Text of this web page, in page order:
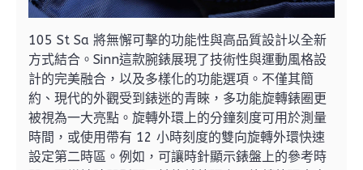
105 St Sa 將無懈可擊的功能性與高品質設計以全新
方式結合。Sinn這款腕錶展現了技術性與運動風格設
計的完美融合，以及多樣化的功能選項。不僅其簡
約、現代的外觀受到錶迷的青睞，多功能旋轉錶圈更
被視為一大亮點。旋轉外環上的分鐘刻度可用於測量
時間，或使用帶有 12 小時刻度的雙向旋轉外環快速
設定第二時區。例如，可讓時針顯示錶盤上的參考時